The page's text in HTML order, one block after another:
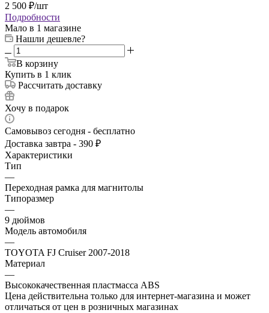
2 500 ₽/шт
Подробности
Мало в 1 магазине
Нашли дешевле?
В корзину
Купить в 1 клик
Рассчитать доставку
Хочу в подарок
Самовывоз сегодня - бесплатно
Доставка завтра - 390 ₽
Характеристики
Тип
—
Переходная рамка для магнитолы
Типоразмер
—
9 дюймов
Модель автомобиля
—
TOYOTA FJ Cruiser 2007-2018
Материал
—
Высококачественная пластмасса ABS
Цена действительна только для интернет-магазина и может
отличаться от цен в розничных магазинах